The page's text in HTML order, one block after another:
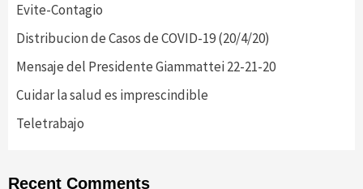
Evite-Contagio
Distribucion de Casos de COVID-19 (20/4/20)
Mensaje del Presidente Giammattei 22-21-20
Cuidar la salud es imprescindible
Teletrabajo
Recent Comments